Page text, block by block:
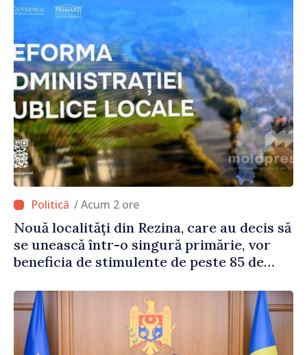
/ Acum 2 ore
Nouă localități din Rezina, care au decis să
se unească într-o singură primărie, vor
beneficia de stimulente de peste 85 de